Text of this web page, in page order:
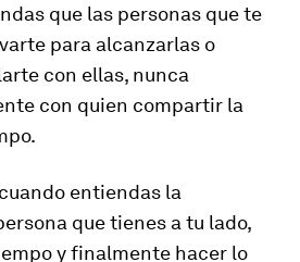
que las personas que te
para alcanzarlas o
con ellas, nunca
con quien compartir la
entiendas la
que tienes a tu lado,
y finalmente hacer lo